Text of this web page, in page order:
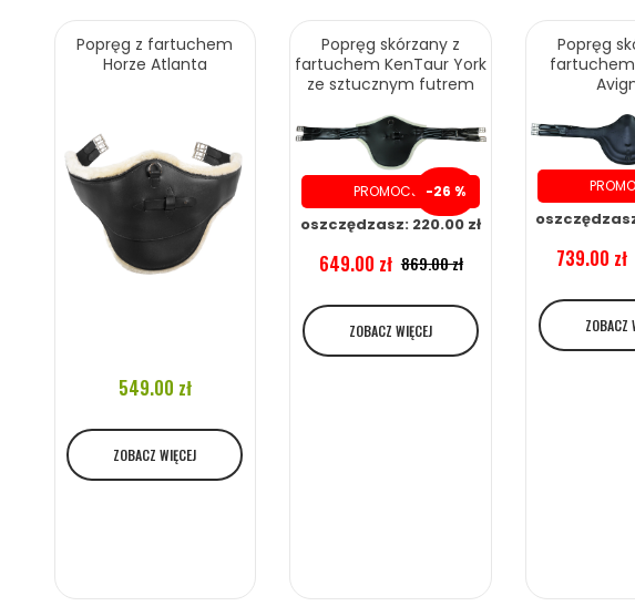
Popręg z fartuchem
Horze Atlanta
549.00 zł
ZOBACZ WIĘCEJ
Popręg skórzany z
fartuchem KenTaur York
ze sztucznym futrem
PROMOCJA-26 %
oszczędzasz: 220.00 zł
649.00 zł 869.00 zł
ZOBACZ WIĘCEJ
Popręg
739.00 zł
ZOBACZ